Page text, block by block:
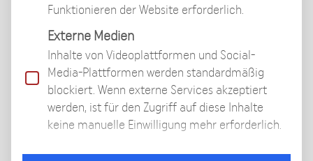
Was sind die wesentlichen Fakten einer
Beinverlängerung?
Welche Gefahren bestehen, bei einer zu
schnellen oder zu langsamen
Verlängerung?
Funktionieren der Website erforderlich.
Externe Medien
Inhalte von Videoplattformen und Social-
Media-Plattformen werden standardmäßig
blockiert. Wenn externe Services akzeptiert
werden, ist für den Zugriff auf diese Inhalte
keine manuelle Einwilligung mehr erforderlich.